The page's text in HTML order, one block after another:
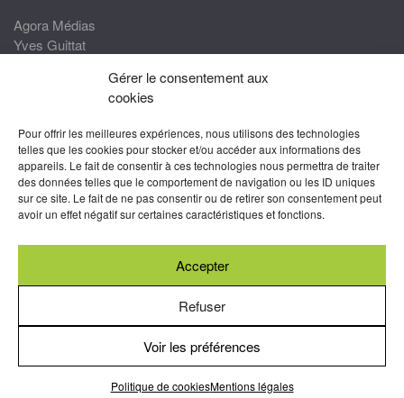
Gérer le consentement aux
cookies
Pour offrir les meilleures expériences, nous utilisons des technologies
telles que les cookies pour stocker et/ou accéder aux informations des
appareils. Le fait de consentir à ces technologies nous permettra de traiter
des données telles que le comportement de navigation ou les ID uniques
sur ce site. Le fait de ne pas consentir ou de retirer son consentement peut
avoir un effet négatif sur certaines caractéristiques et fonctions.
Accepter
Refuser
Voir les préférences
Politique de cookiesMentions légales
Agora Médias
Yves Guittat
Devenez correspondant
Rejoignez nos experts
Devenez Partenaire
Nous suivre
Abonnez-vous à nos newsletters
Conditions générales d’utilisation
de cookies